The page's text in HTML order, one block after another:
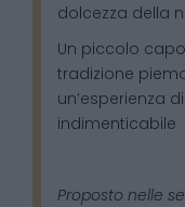
dolcezza della
Un piccolo
tradizione
un’esperienza
indimenticabile
Proposto nelle